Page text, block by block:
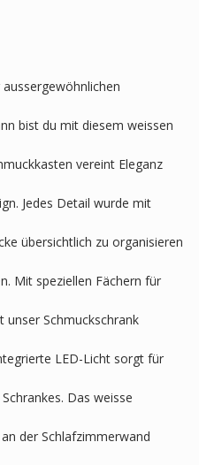
bist du mit diesem weissen
vereint Eleganz
Jedes Detail wurde mit
übersichtlich zu organisieren
Mit speziellen Fächern für
unser Schmuckschrank
LED-Licht sorgt für
Das weisse
der Schlafzimmerwand